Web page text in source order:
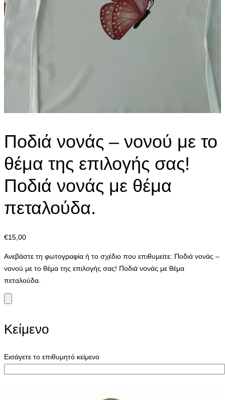
Ποδιά νονάς – νονού με το
θέμα της επιλογής σας!
Ποδιά νονάς με θέμα
πεταλούδα.
€15,00
Ανεβάστε τη φωτογραφία ή το σχέδιο που επιθυμείτε: Ποδιά νονάς –
νονού με το θέμα της επιλογής σας! Ποδιά νονάς με θέμα
πεταλούδα.
Κείμενο
Εισάγετε το επιθυμητό κείμενο